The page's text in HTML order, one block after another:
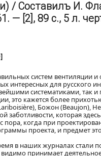
/ Составилъ И.
— [2], 89 с., 5 л.
систем вентиляции
интересных для русского
систематиками, так
это кажется более
Божон (Beaujon),
заботливости, которая
пора, когда при
проекта, и предмет
в наших журналах стали
видимо принимает